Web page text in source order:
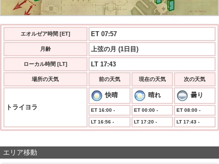
エオルゼア時間 [ET] ET 07:58
月齢 上弦の月 (1日目)
ローカル時間 [LT] LT 17:43
場所の天気 前の天気 現在の天気 次の天気
トライヨラ
快晴 晴れ 曇り
ET 16:00 - ET 00:00 - ET 08:00 -
LT 16:56 - LT 17:20 - LT 17:43 -
エリア移動